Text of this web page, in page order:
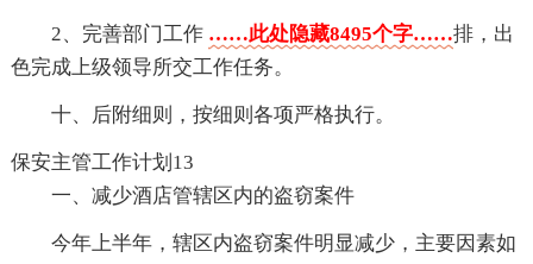
2、完善部门工作 ……此处隐藏8495个字……排，出
色完成上级领导所交工作任务。
十、后附细则，按细则各项严格执行。
保安主管工作计划13
一、减少酒店管辖区内的盗窃案件
今年上半年，辖区内盗窃案件明显减少，主要因素如